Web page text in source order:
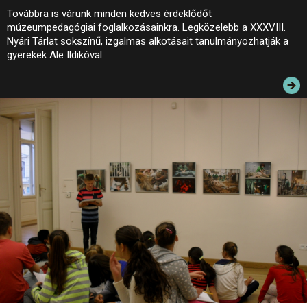
AZ ÉPÜLET
INFORMÁCIÓK
KÖZÉRDEKŰ ADATOK
Továbbra is várunk minden kedves érdeklődőt
múzeumpedagógiai foglalkozásainkra. Legközelebb a XXXVIII.
Nyári Tárlat sokszínű, izgalmas alkotásait tanulmányozhatják a
gyerekek Ale Ildikóval.